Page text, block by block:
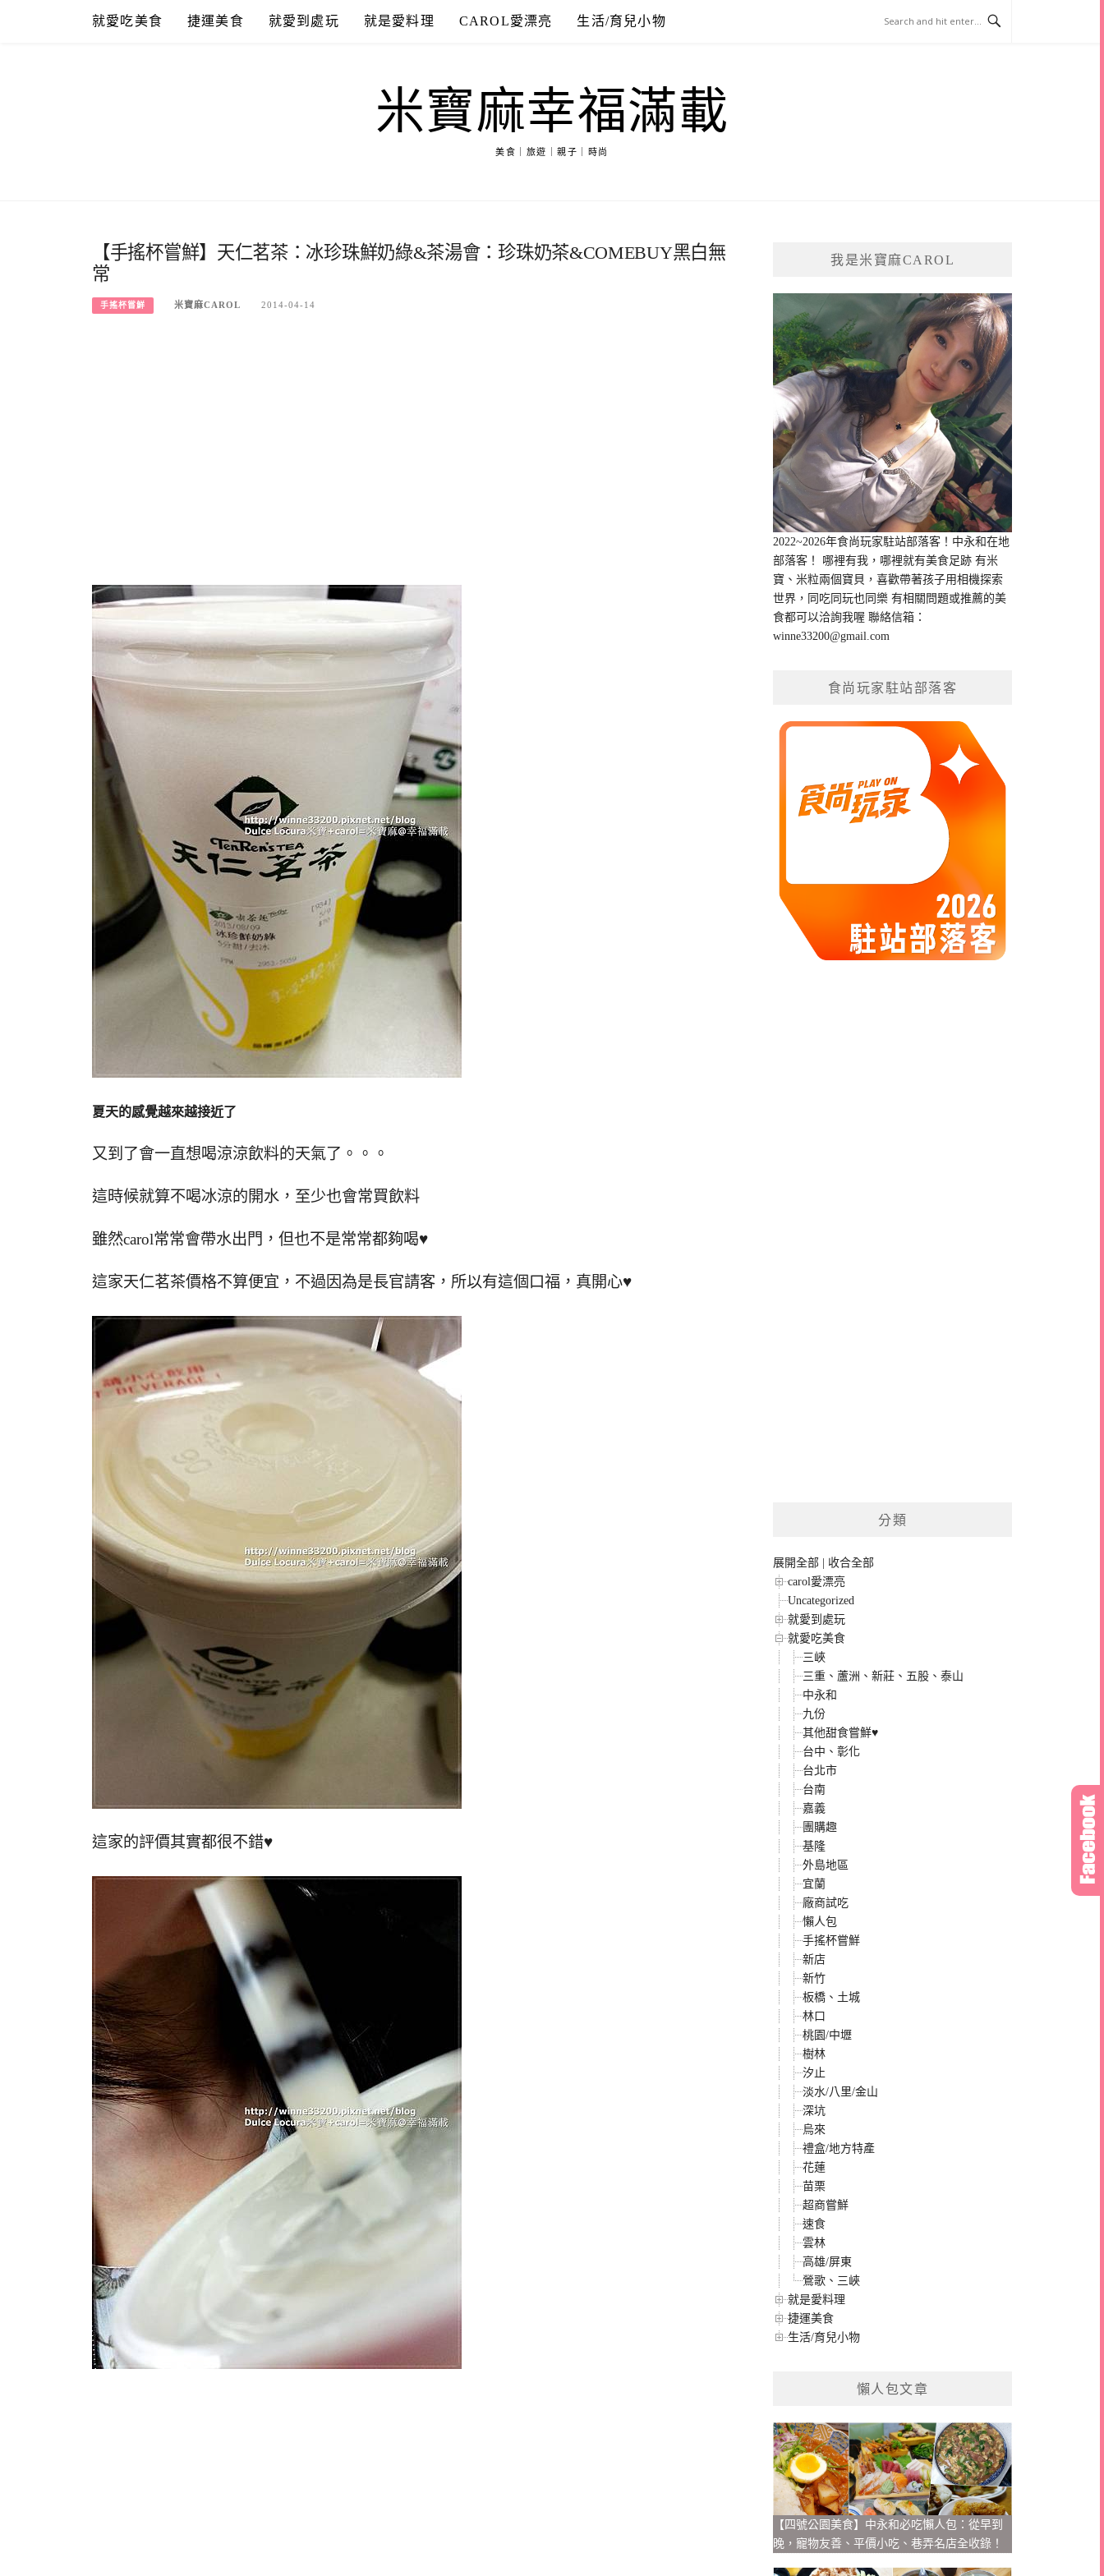
就愛吃美食 捷運美食 就愛到處玩 就是愛料理 CAROL愛漂亮 生活/育兒小物
米寶麻幸福滿載
美食｜旅遊｜親子｜時尚
【手搖杯嘗鮮】天仁茗茶：冰珍珠鮮奶綠&茶湯會：珍珠奶茶&COMEBUY黑白無
常
手搖杯嘗鮮 米寶麻CAROL 2014-04-14
夏天的感覺越來越接近了
又到了會一直想喝涼涼飲料的天氣了。。。
這時候就算不喝冰涼的開水，至少也會常買飲料
雖然carol常常會帶水出門，但也不是常常都夠喝♥
這家天仁茗茶價格不算便宜，不過因為是長官請客，所以有這個口福，真開心♥
這家的評價其實都很不錯♥
我是米寶麻CAROL
2022~2026年食尚玩家駐站部落客！中永和在地
部落客！ 哪裡有我，哪裡就有美食足跡 有米
寶、米粒兩個寶貝，喜歡帶著孩子用相機探索
世界，同吃同玩也同樂 有相關問題或推薦的美
食都可以洽詢我喔 聯絡信箱：
winne33200@gmail.com
食尚玩家駐站部落客
分類
展開全部 | 收合全部
carol愛漂亮
Uncategorized
就愛到處玩
就愛吃美食
三峽
三重、蘆洲、新莊、五股、泰山
中永和
九份
其他甜食嘗鮮♥
台中、彰化
台北市
台南
嘉義
團購趣
基隆
外島地區
宜蘭
廠商試吃
懶人包
手搖杯嘗鮮
新店
新竹
板橋、土城
林口
桃園/中壢
樹林
汐止
淡水/八里/金山
深坑
烏來
禮盒/地方特產
花蓮
苗栗
超商嘗鮮
速食
雲林
高雄/屏東
鶯歌、三峽
就是愛料理
捷運美食
生活/育兒小物
懶人包文章
【四號公園美食】中永和必吃懶人包：從早到
晚，寵物友善、平價小吃、巷弄名店全收錄！